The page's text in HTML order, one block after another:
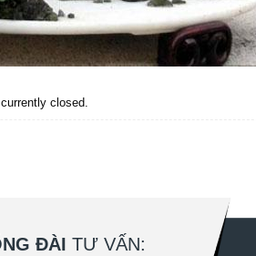
closed.
ĐÀI TƯ VẤN: